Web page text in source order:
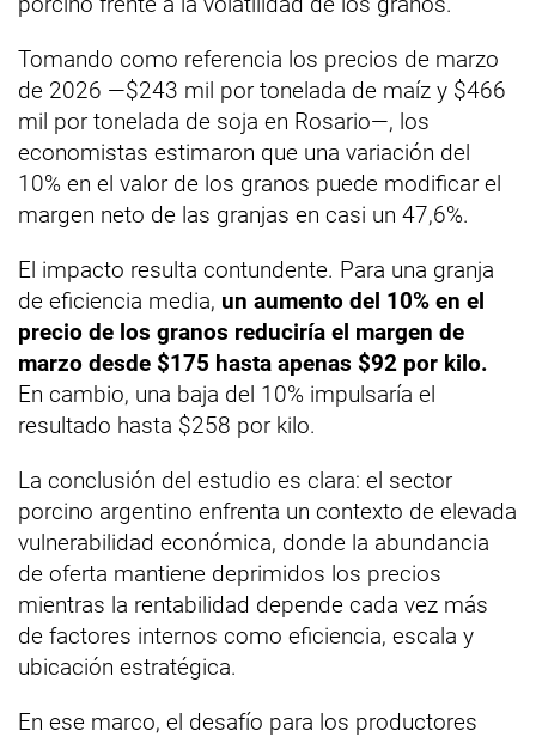
Tomando como referencia los precios de marzo
de 2026 —$243 mil por tonelada de maíz y $466
mil por tonelada de soja en Rosario—, los
economistas estimaron que una variación del
10% en el valor de los granos puede modificar el
margen neto de las granjas en casi un 47,6%.
El impacto resulta contundente. Para una granja
de eficiencia media, un aumento del 10% en el
precio de los granos reduciría el margen de
marzo desde $175 hasta apenas $92 por kilo.
En cambio, una baja del 10% impulsaría el
resultado hasta $258 por kilo.
La conclusión del estudio es clara: el sector
porcino argentino enfrenta un contexto de elevada
vulnerabilidad económica, donde la abundancia
de oferta mantiene deprimidos los precios
mientras la rentabilidad depende cada vez más
de factores internos como eficiencia, escala y
ubicación estratégica.
En ese marco, el desafío para los productores